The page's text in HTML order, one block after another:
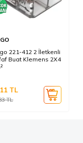
221-412 2 İletkenli
Buat Klemens 2X4
TL
TL